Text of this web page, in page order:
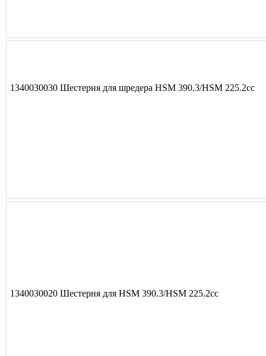
1340030030 Шестерня для шредера HSM 390.3/HSM 225.2cc
1340030020 Шестерня для HSM 390.3/HSM 225.2cc